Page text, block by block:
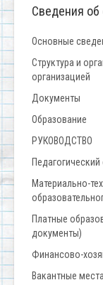
Сведения об
Основные
Структура и
организацией
Документы
Образование
РУКОВОДСТВО
Педагогический
Материально-
Платные
документы)
Финансово-
Вакантные